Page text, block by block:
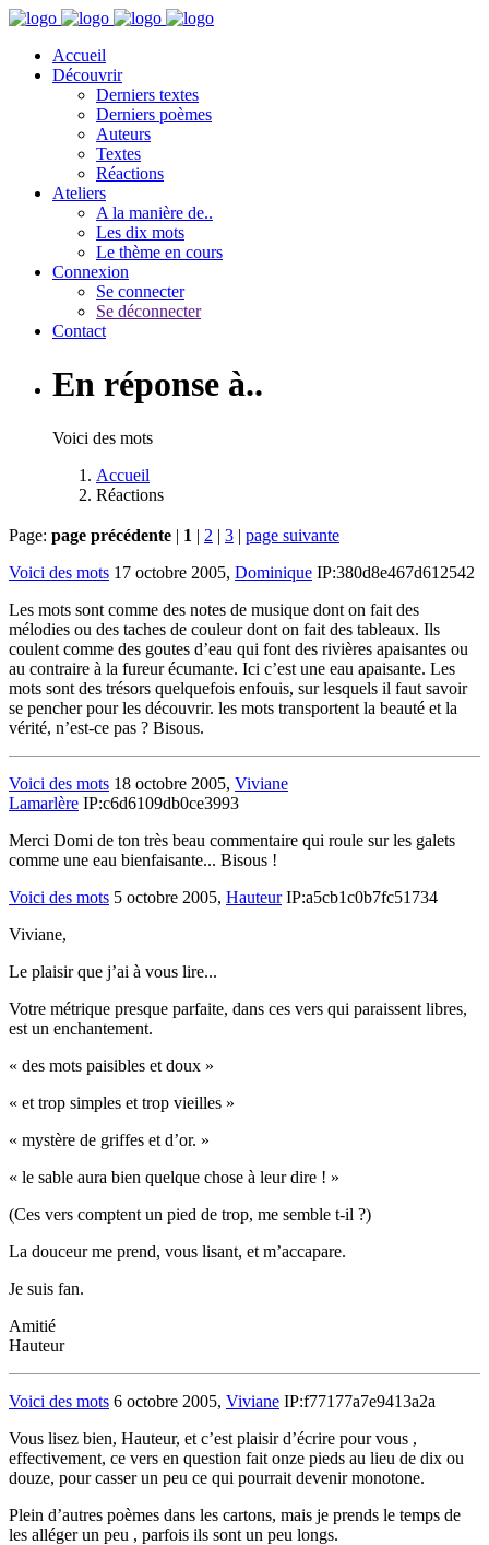
Accueil
Découvrir
Derniers textes
Derniers poèmes
Auteurs
Textes
Réactions
Ateliers
A la manière de..
Les dix mots
Le thème en cours
Connexion
Se connecter
Se déconnecter
Contact
En réponse à..
Voici des mots
Accueil
Réactions
Page: page précédente | 1 | 2 | 3 | page suivante
Voici des mots 17 octobre 2005, Dominique IP:380d8e467d612542
Les mots sont comme des notes de musique dont on fait des
mélodies ou des taches de couleur dont on fait des tableaux. Ils
coulent comme des goutes d’eau qui font des rivières apaisantes ou
au contraire à la fureur écumante. Ici c’est une eau apaisante. Les
mots sont des trésors quelquefois enfouis, sur lesquels il faut savoir
se pencher pour les découvrir. les mots transportent la beauté et la
vérité, n’est-ce pas ? Bisous.
Voici des mots 18 octobre 2005, Viviane
Lamarlère IP:c6d6109db0ce3993
Merci Domi de ton très beau commentaire qui roule sur les galets
comme une eau bienfaisante... Bisous !
Voici des mots 5 octobre 2005, HauteurIP:a5cb1c0b7fc51734
Viviane,
Le plaisir que j’ai à vous lire...
Votre métrique presque parfaite, dans ces vers qui paraissent libres,
est un enchantement.
« des mots paisibles et doux »
« et trop simples et trop vieilles »
« mystère de griffes et d’or. »
« le sable aura bien quelque chose à leur dire ! »
(Ces vers comptent un pied de trop, me semble t-il ?)
La douceur me prend, vous lisant, et m’accapare.
Je suis fan.
Amitié
Hauteur
Voici des mots 6 octobre 2005, Viviane IP:f77177a7e9413a2a
Vous lisez bien, Hauteur, et c’est plaisir d’écrire pour vous ,
effectivement, ce vers en question fait onze pieds au lieu de dix ou
douze, pour casser un peu ce qui pourrait devenir monotone.
Plein d’autres poèmes dans les cartons, mais je prends le temps de
les alléger un peu , parfois ils sont un peu longs.